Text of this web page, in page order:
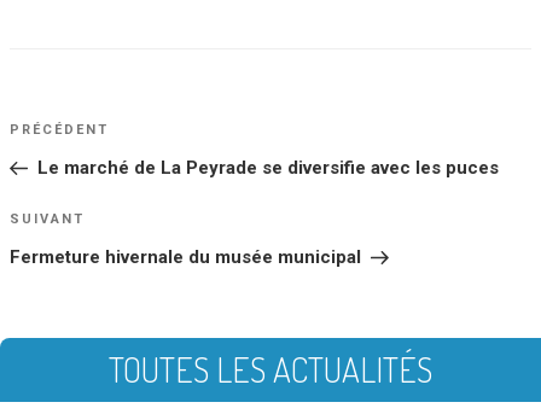
NAVIGATION
DE
Article
PRÉCÉDENT
Le marché de La Peyrade se diversifie avec les puces
Article
SUIVANT
Fermeture hivernale du musée municipal
TOUTES LES ACTUALITÉS